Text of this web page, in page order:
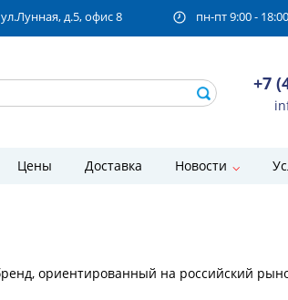
д.5, офис 8 пн-пт 9:00 -
+7
Цены Доставка Новости
ориентированный на российский